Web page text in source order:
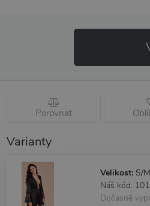
Porovnat
Varianty
Velikost: S/M
Náš kód:
Dočasně